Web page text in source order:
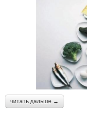
читать дальше →